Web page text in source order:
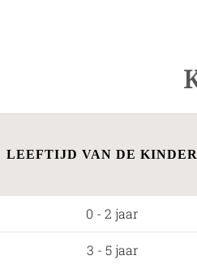
LEEFTIJD VAN DE
0 - 2 jaar
3 - 5 jaar